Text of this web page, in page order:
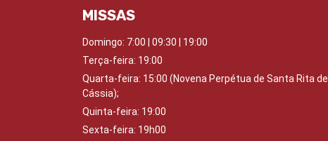
MISSAS
Domingo: 7:00 | 09:30 | 19:00
Terça-feira: 19:00
Quarta-feira: 15:00 (Novena Perpétua de Santa Rita de
Cássia);
Quinta-feira: 19:00
Sexta-feira: 19h00